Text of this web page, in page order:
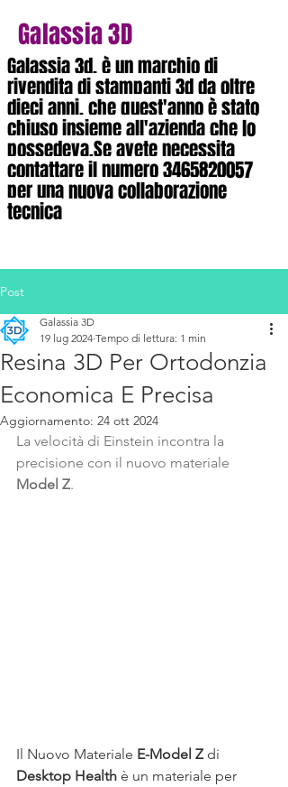
Galassia 3D
Galassia 3d, è un marchio di
rivendita di stampanti 3d da oltre
dieci anni, che quest'anno è stato
chiuso insieme all'azienda che lo
possedeva.Se avete necessita
contattare il numero3465820057
per una nuova collaborazione
tecnica
Post
Resina 3D Per Ortodonzia
Economica E Precisa
Galassia 3D
19 lug 2024 Tempo di lettura: 1 min
Aggiornamento: 24 ott 2024
La velocità di Einstein incontra la
precisione con il nuovo materiale
Model Z.
Il Nuovo Materiale E-Model Z di
Desktop Health è un materiale per